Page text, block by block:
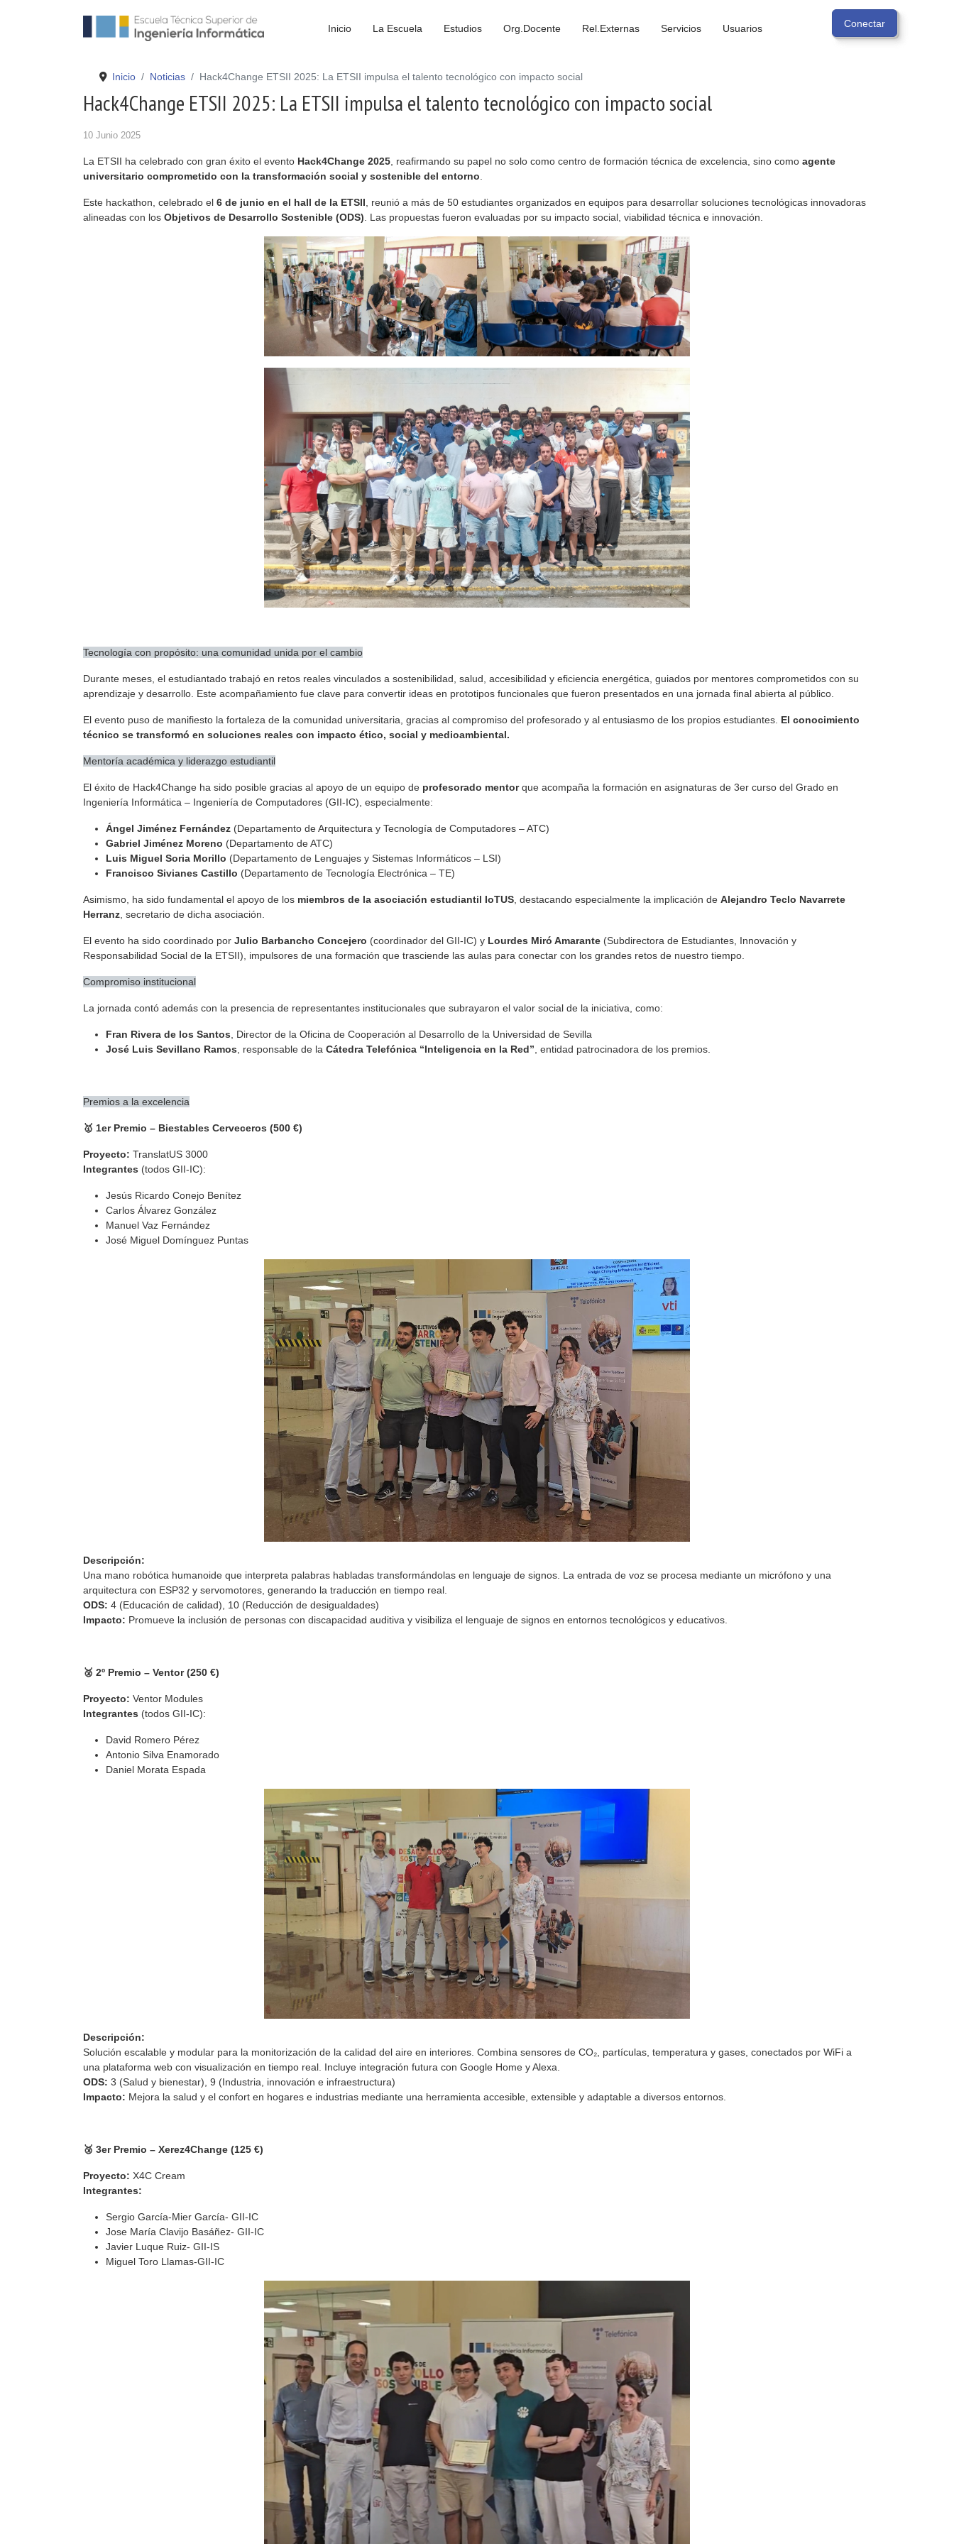
Inicio La Escuela Estudios Org.Docente Rel.Externas Servicios Usuarios
Inicio Noticias Hack4Change ETSII 2025: La ETSII impulsa el talento tecnológico con impacto social
Hack4Change ETSII 2025: La ETSII impulsa el talento tecnológico con impacto social
10 Junio 2025
La ETSII ha celebrado con gran éxito el evento Hack4Change 2025 , reafirmando su papel no solo como centro de formación técnica de excelencia, sino como agente
universitario comprometido con la transformación social y sostenible del entorno
Este hackathon, celebrado el 6 de junio en el hall de la ETSII , reunió a más de 50 estudiantes organizados en equipos para desarrollar soluciones tecnológicas innovadoras
alineadas con los Objetivos de Desarrollo Sostenible (ODS) . Las propuestas fueron evaluadas por su impacto social, viabilidad técnica e innovación.
Tecnología con propósito: una comunidad unida por el cambio
Durante meses, el estudiantado trabajó en retos reales vinculados a sostenibilidad, salud, accesibilidad y eficiencia energética, guiados por mentores comprometidos con su
aprendizaje y desarrollo. Este acompañamiento fue clave para convertir ideas en prototipos funcionales que fueron presentados en una jornada final abierta al público.
El evento puso de manifiesto la fortaleza de la comunidad universitaria, gracias al compromiso del profesorado y al entusiasmo de los propios estudiantes. El conocimiento
técnico se transformó en soluciones reales con impacto ético, social y medioambiental.
Mentoría académica y liderazgo estudiantil
El éxito de Hack4Change ha sido posible gracias al apoyo de un equipo de profesorado mentorque acompaña la formación en asignaturas de 3er curso del Grado en
Ingeniería Informática – Ingeniería de Computadores (GII-IC), especialmente:
Ángel Jiménez Fernández (Departamento de Arquitectura y Tecnología de Computadores – ATC)
Gabriel Jiménez Moreno (Departamento de ATC)
Luis Miguel Soria Morillo (Departamento de Lenguajes y Sistemas Informáticos – LSI)
Francisco Sivianes Castillo (Departamento de Tecnología Electrónica – TE)
Asimismo, ha sido fundamental el apoyo de los miembros de la asociación estudiantil IoTUS , destacando especialmente la implicación de Alejandro Teclo Navarrete
Herranz , secretario de dicha asociación.
El evento ha sido coordinado por Julio Barbancho Concejero (coordinador del GII-IC) y Lourdes Miró Amarante (Subdirectora de Estudiantes, Innovación y
Responsabilidad Social de la ETSII), impulsores de una formación que trasciende las aulas para conectar con los grandes retos de nuestro tiempo.
Compromiso institucional
La jornada contó además con la presencia de representantes institucionales que subrayaron el valor social de la iniciativa, como:
Fran Rivera de los Santos , Director de la Oficina de Cooperación al Desarrollo de la Universidad de Sevilla
José Luis Sevillano Ramos , responsable de la Cátedra Telefónica “Inteligencia en la Red” , entidad patrocinadora de los premios.
Premios a la excelencia
🥇 1er Premio – Biestables Cerveceros (500 €)
Proyecto: TranslatUS 3000
Integrantes (todos GII-IC):
Jesús Ricardo Conejo Benítez
Carlos Álvarez González
Manuel Vaz Fernández
José Miguel Domínguez Puntas
Descripción:
Una mano robótica humanoide que interpreta palabras habladas transformándolas en lenguaje de signos. La entrada de voz se procesa mediante un micrófono y una
arquitectura con ESP32 y servomotores, generando la traducción en tiempo real.
ODS: 4 (Educación de calidad), 10 (Reducción de desigualdades)
Impacto: Promueve la inclusión de personas con discapacidad auditiva y visibiliza el lenguaje de signos en entornos tecnológicos y educativos.
🥈 2º Premio – Ventor (250 €)
Proyecto: Ventor Modules
Integrantes (todos GII-IC):
David Romero Pérez
Antonio Silva Enamorado
Daniel Morata Espada
Descripción:
Solución escalable y modular para la monitorización de la calidad del aire en interiores. Combina sensores de CO₂, partículas, temperatura y gases, conectados por WiFi a
una plataforma web con visualización en tiempo real. Incluye integración futura con Google Home y Alexa.
ODS: 3 (Salud y bienestar), 9 (Industria, innovación e infraestructura)
Impacto: Mejora la salud y el confort en hogares e industrias mediante una herramienta accesible, extensible y adaptable a diversos entornos.
🥉 3er Premio – Xerez4Change (125 €)
Proyecto: X4C Cream
Integrantes:
Sergio García-Mier García- GII-IC
Jose María Clavijo Basáñez- GII-IC​
Javier Luque Ruiz- GII-IS​
Miguel Toro Llamas-GII-IC​